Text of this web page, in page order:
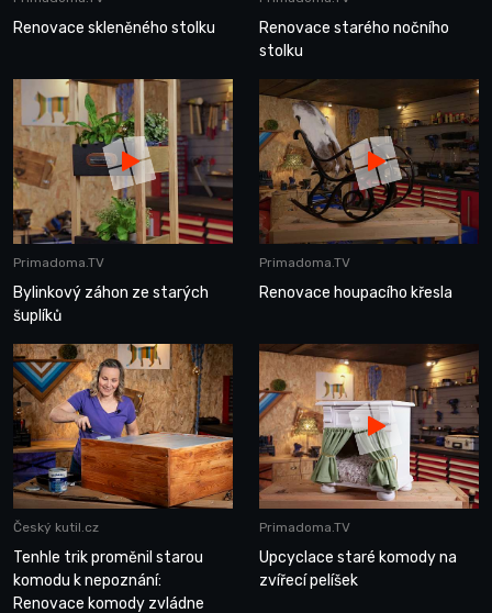
Renovace skleněného stolku
Renovace starého nočního
stolku
Primadoma.TV
Bylinkový záhon ze starých
šuplíků
Primadoma.TV
Renovace houpacího křesla
Český kutil.cz
Tenhle trik proměnil starou
komodu k nepoznání:
Renovace komody zvládne
Primadoma.TV
Upcyclace staré komody na
zvířecí pelíšek